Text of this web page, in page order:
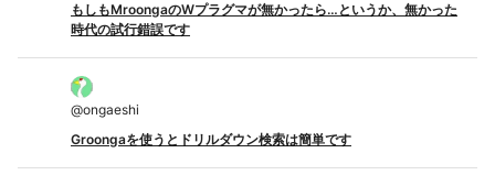
もしもMroongaのWプラグマが無かったら…というか、無かった
時代の試行錯誤です
@ongaeshi
Groongaを使うとドリルダウン検索は簡単です